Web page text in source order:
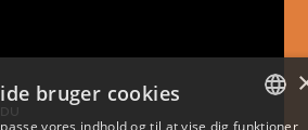
bruger cookies
vores indhold og til at vise dig funktioner